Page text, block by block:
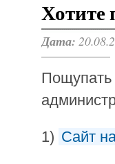
Хотите
Дата:
Пощупать
1) Сайт